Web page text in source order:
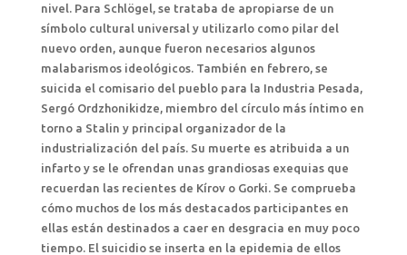
nivel. Para Schlögel, se trataba de apropiarse de un
símbolo cultural universal y utilizarlo como pilar del
nuevo orden, aunque fueron necesarios algunos
malabarismos ideológicos. También en febrero, se
suicida el comisario del pueblo para la Industria Pesada,
Sergó Ordzhonikidze, miembro del círculo más íntimo en
torno a Stalin y principal organizador de la
industrialización del país. Su muerte es atribuida a un
infarto y se le ofrendan unas grandiosas exequias que
recuerdan las recientes de Kírov o Gorki. Se comprueba
cómo muchos de los más destacados participantes en
ellas están destinados a caer en desgracia en muy poco
tiempo. El suicidio se inserta en la epidemia de ellos